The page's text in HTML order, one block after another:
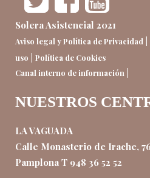
Solera Asistencial 2021
Aviso legal y Política de Privacidad
uso
Política de Cookies
Canal interno de información
NUESTROS
LA VAGUADA
Calle Monasterio de Irache,
Pamplona T 948 36 52 52